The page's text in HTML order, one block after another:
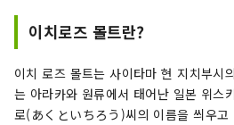
이치로즈 몰트란?
이치 ​​로즈 몰트는 사이타마 현 지치부시
는 아라카와 원류에서 태어난 일본 위스
로(あくといちろう)씨의 이름을 씌우고